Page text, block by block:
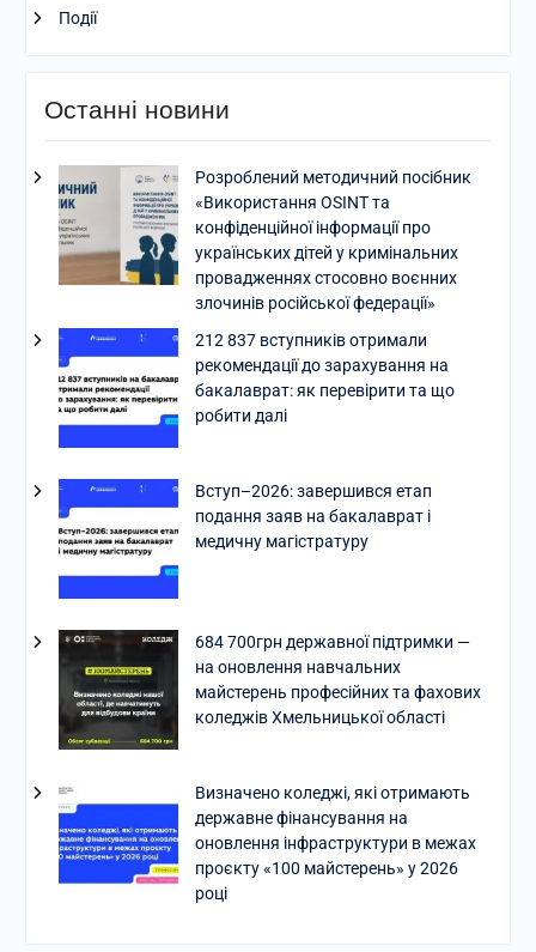
Події
Останні новини
Розроблений методичний посібник
«Використання OSINT та
конфіденційної інформації про
українських дітей у кримінальних
провадженнях стосовно воєнних
злочинів російської федерації»
212 837 вступників отримали
рекомендації до зарахування на
бакалаврат: як перевірити та що
робити далі
Вступ–2026: завершився етап
подання заяв на бакалаврат і
медичну магістратуру
684 700грн державної підтримки —
на оновлення навчальних
майстерень професійних та фахових
коледжів Хмельницької області
Визначено коледжі, які отримають
державне фінансування на
оновлення інфраструктури в межах
проєкту «100 майстерень» у 2026
році